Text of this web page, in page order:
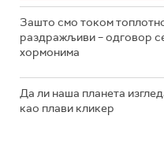
Зашто смо током
раздражљиви – одговор
хормонима
Да ли наша планета
као плави кликер